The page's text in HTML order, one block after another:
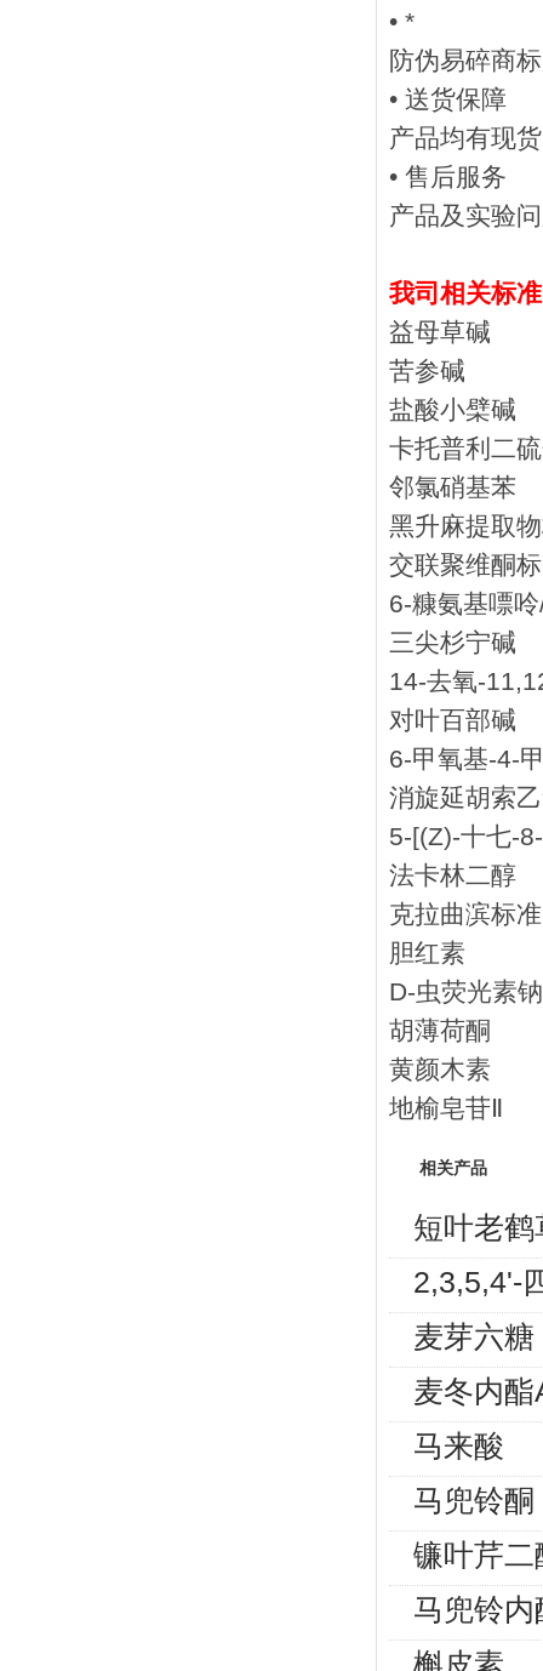
• *
防伪易碎商
• 送货保障
产品均有现
• 售后服务
产品及实验
我司相关标
益母草碱
苦参碱
盐酸小檗碱
卡托普利二
邻氯硝基苯
黑升麻提取
交联聚维酮
6-糠氨基嘌
三尖杉宁碱
14-去氧-
对叶百部碱
6-甲氧基-4-
消旋延胡索
5-[(Z)-十七-
法卡林二醇
克拉曲滨标
胆红素
D-虫荧光素钠
胡薄荷酮
黄颜木素
地榆皂苷Ⅱ
相关产品
短叶老
2,3,5,4'-
麦芽六糖
麦冬内酯
马来酸
马兜铃酮
镰叶芹二
马兜铃内
槲皮素